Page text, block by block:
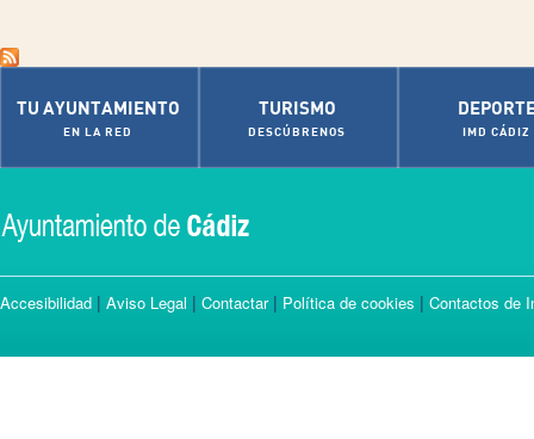
TU AYUNTAMIENTO
EN LA RED
TURISMO
DESCÚBRENOS IMD CÁDIZ
Accesibilidad | Aviso Legal | Contactar| Política de cookies | Contactos de